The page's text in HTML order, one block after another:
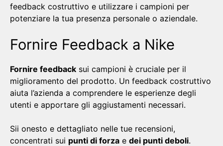
feedback costruttivo e utilizzare i campioni per
potenziare la tua presenza personale o aziendale.
Fornire Feedback a Nike
Fornire feedback sui campioni è cruciale per il
miglioramento del prodotto. Un feedback costruttivo
aiuta l’azienda a comprendere le esperienze degli
utenti e apportare gli aggiustamenti necessari.
Sii onesto e dettagliato nelle tue recensioni,
concentrati sui punti di forza e dei punti deboli.